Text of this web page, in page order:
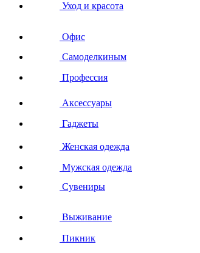
Уход и красота
Офис
Самоделкиным
Профессия
Аксессуары
Гаджеты
Женская одежда
Мужская одежда
Сувениры
Выживание
Пикник